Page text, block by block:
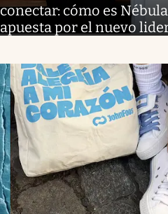
conectar: cómo es
apuesta por el nuevo